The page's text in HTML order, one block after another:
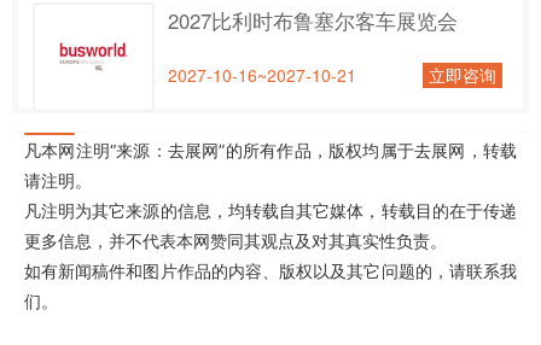
2027比利时布鲁塞尔客车展览会
2027-10-16~2027-10-21 立即咨询
凡本网注明“来源：去展网”的所有作品，版权均属于去展网，转载
请注明。
凡注明为其它来源的信息，均转载自其它媒体，转载目的在于传递
更多信息，并不代表本网赞同其观点及对其真实性负责。
如有新闻稿件和图片作品的内容、版权以及其它问题的，请联系我
们。